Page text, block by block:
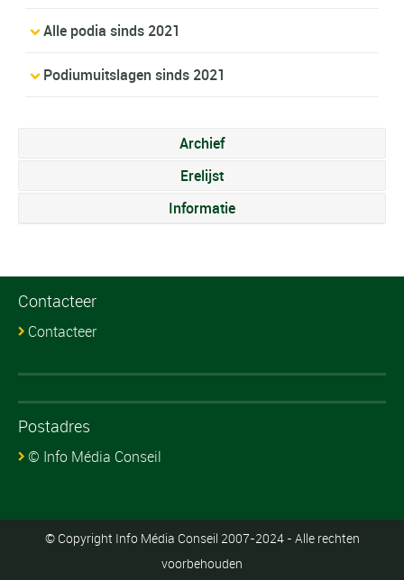
Alle podia sinds 2021
Podiumuitslagen sinds 2021
Archief
Erelijst
Informatie
Contacteer
Contacteer
Postadres
© Info Média Conseil
© Copyright Info Média Conseil 2007-2024 - Alle rechten
voorbehouden